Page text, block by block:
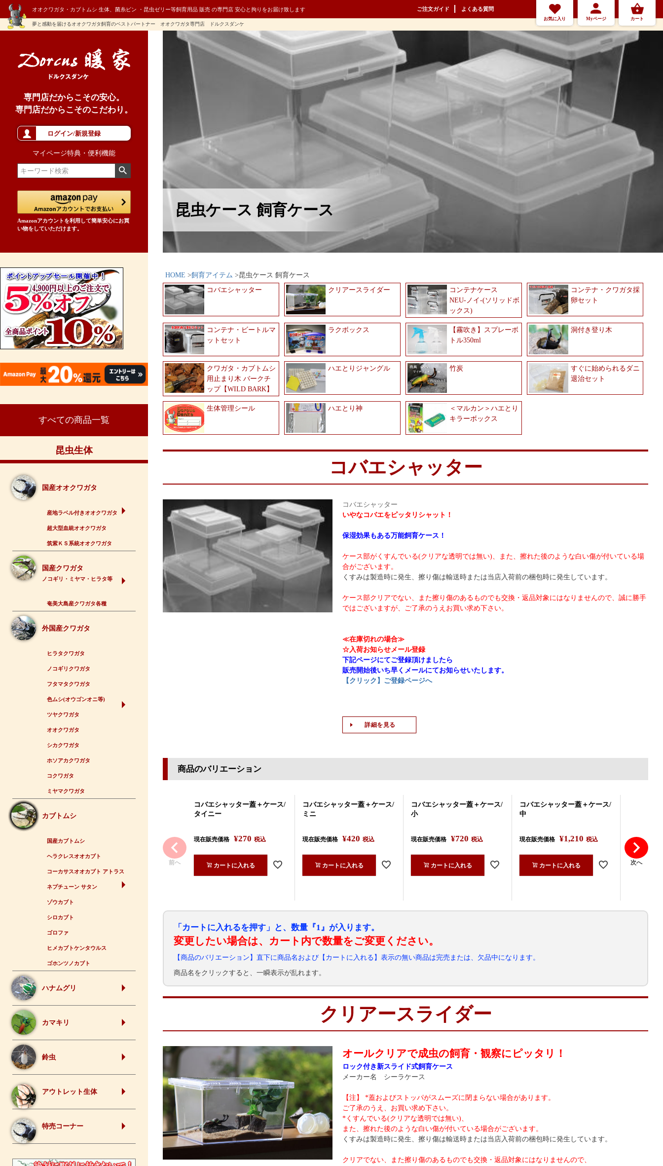
オオクワガタ・カブトムシ 生体、菌糸ビン ・昆虫ゼリー等飼育用品 販売 の専門店 安心と拘りをお届け致します ご注文ガイド よくある質問
夢と感動を届けるオオクワガタ飼育のベストパートナー オオクワガタ専門店 ドルクスダンケ
お気に入り Myページ カート
専門店だからこその安心。
専門店だからこそのこだわり。
ログイン/新規登録
マイページ特典・便利機能
Amazonアカウントを利用して簡単安心にお買
い物をしていただけます。
すべての商品一覧
昆虫生体
国産オオクワガタ
産地ラベル付きオオクワガタ
超大型血統オオクワガタ
筑紫ＫＳ系統オオクワガタ
国産クワガタ
ノコギリ・ミヤマ・ヒラタ等
奄美大島産クワガタ各種
外国産クワガタ
ヒラタクワガタ
ノコギリクワガタ
フタマタクワガタ
色ムシ(オウゴンオニ等)
ツヤクワガタ
オオクワガタ
シカクワガタ
ホソアカクワガタ
コクワガタ
ミヤマクワガタ
カブトムシ
国産カブトムシ
ヘラクレスオオカブト
コーカサスオオカブト アトラス
ネプチューン サタン
ゾウカブト
シロカブト
ゴロファ
ヒメカブトケンタウルス
ゴホンツノカブト
ハナムグリ
カマキリ
鈴虫
アウトレット生体
特売コーナー
HOME 飼育アイテム
昆虫ケース 飼育ケース
コバエシャッター
クリアースライダー
コンテナケース
NEU-ノイ-(ソリッドボ
ックス)
コンテナ・クワガタ採
卵セット
コンテナ・ビートルマ
ットセット
ラクボックス
【霧吹き】スプレーボ
トル350ml
洞付き登り木
クワガタ・カブトムシ
用止まり木 バークチ
ップ【WILD BARK】
ハエとりジャングル 竹炭
すぐに始められるダニ
退治セット
生体管理シール ハエとり神
＜マルカン＞ハエとり
キラーボックス
昆虫ケース 飼育ケース
コバエシャッター
コバエシャッター
いやなコバエをピッタリシャット！
保湿効果もある万能飼育ケース！
ケース部がくすんでいる(クリアな透明では無い)、また、擦れた後のような白い傷が付いている場
合がございます。
くすみは製造時に発生、擦り傷は輸送時または当店入荷前の梱包時に発生しています。
ケース部クリアでない、また擦り傷のあるものでも交換・返品対象にはなりませんので、誠に勝手
ではございますが、ご了承のうえお買い求め下さい。
≪在庫切れの場合≫
☆入荷お知らせメール登録
下記ページにてご登録頂けましたら
販売開始後いち早くメールにてお知らせいたします。
【クリック】ご登録ページへ
詳細を見る
商品のバリエーション
前へ
コバエシャッター蓋＋ケース/
タイニー
現在販売価格 ¥270 税込
カートに入れる
コバエシャッター蓋＋ケース/
ミニ
現在販売価格 ¥420 税込
カートに入れる
コバエシャッター蓋＋ケース/
小
現在販売価格 ¥720 税込
カートに入れる
コバエシャッター蓋＋ケース/
中
現在販売価格 ¥1,210 税込
カートに入れる
現在販売価格
次へ
「カートに入れるを押す」と、数量『1』が入ります。
変更したい場合は、カート内で数量をご変更ください。
【商品のバリエーション】直下に商品名および【カートに入れる】表示の無い商品は完売または、欠品中になります。
商品名をクリックすると、一瞬表示が乱れます。
クリアースライダー
オールクリアで成虫の飼育・観察にピッタリ！
ロック付き新スライド式飼育ケース
メーカー名 シーラケース
【注】 *蓋およびストッパがスムーズに閉まらない場合があります。
ご了承のうえ、お買い求め下さい。
*くすんでいる(クリアな透明では無い)、
また、擦れた後のような白い傷が付いている場合がございます。
くすみは製造時に発生、擦り傷は輸送時または当店入荷前の梱包時に発生しています。
クリアでない、また擦り傷のあるものでも交換・返品対象にはなりませんので、